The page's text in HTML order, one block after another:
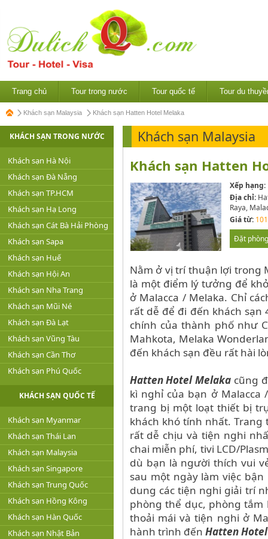
Trang chủ Tour trong nước Tour quốc tế Tour du
Khách sạn Malaysia Khách sạn Hatten Hotel Melaka
KHÁCH SẠN TRONG NƯỚC
Khách sạn Hà Nội
Khách sạn Đà Nẵng
Khách sạn TP.HCM
Khách sạn Hạ Long
Khách sạn Cát Bà Hải Phòng
Khách sạn Sapa
Khách sạn Huế
Khách sạn Hội An
Khách sạn Nha Trang
Khách sạn Mũi Né
Khách sạn Đà Lạt
Khách sạn Vũng Tàu
Khách sạn Cần Thơ
Khách sạn Phú Quốc
KHÁCH SẠN QUỐC TẾ
Khách sạn Myanmar
Khách sạn Thái Lan
Khách sạn Malaysia
Khách sạn Singapore
Khách sạn Trung Quốc
Khách sạn Hồng Kông
Khách sạn Hàn Quốc
Khách sạn Nhật Bản
Khách sạn Malaysia
Khách sạn Hatten
Xếp hạng:
Địa chỉ:
Raya,
Giá từ:
Đặt phòng
Nằm ở vị trí thuận lợi trong
là một điểm lý tưởng để
ở Malacca / Melaka. Chỉ
rất dễ để đi đến khách sạn
chính của thành phố như
Mahkota, Melaka
đến khách sạn đều rất hài
Hatten Hotel Melaka cũng
kì nghỉ của bạn ở Malacca
trang bị một loạt thiết bị
khách khó tính nhất.
rấtdễ chịu và tiện nghi
chai miễn phí, tivi LCD/
dù bạn là người thích vui
sau một ngày làm việc
dung các tiện nghi giải trí
phòng thể dục, phòng
thoải mái và tiện nghi ở
hành trình đến Hatten